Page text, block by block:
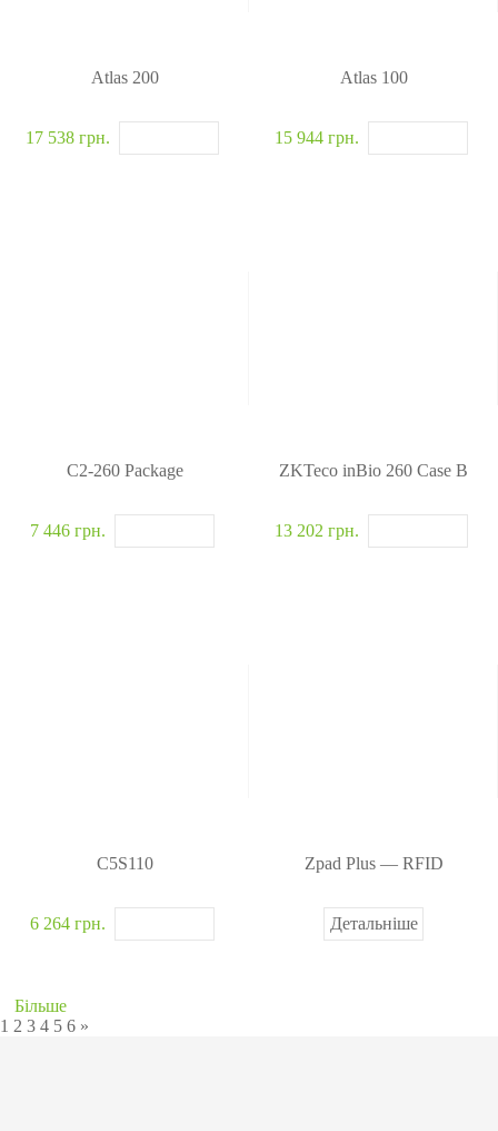
Atlas 200
17 538 грн.
Atlas 100
15 944 грн.
C2-260 Package
7 446 грн.
ZKTeco inBio 260 Case B
13 202 грн.
C5S110
6 264 грн.
Zpad Plus — RFID
Детальніше
Більше
1 2 3 4 5 6 »